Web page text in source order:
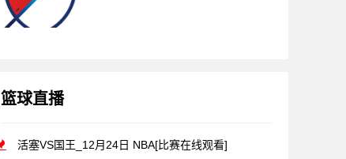
篮球直播
活塞VS国王_12月24日 NBA[比赛在线观看]